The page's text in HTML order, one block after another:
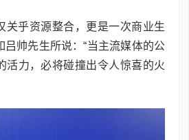
关乎资源整合，更是一次商业生
吕帅先生所说：“当主流媒体的公
活力，必将碰撞出令人惊喜的火